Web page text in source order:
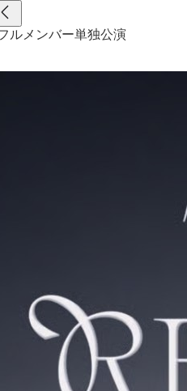
ルメンバー単独公演